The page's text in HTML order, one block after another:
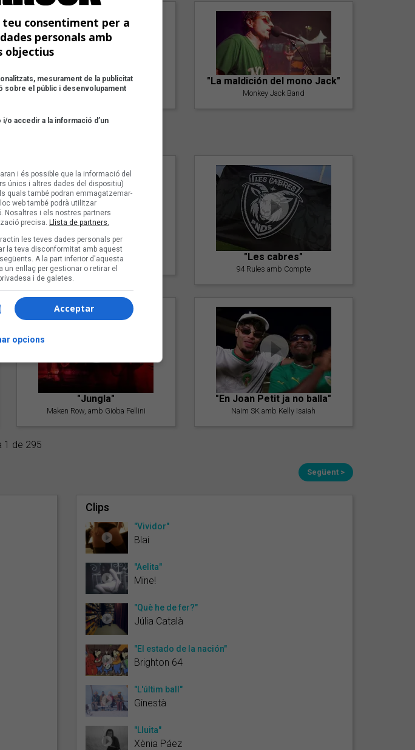
"Postlude To A Kiss"
Goran Levi
"La maldición del mono Jack"
Monkey Jack Band
"Posidònia"
Pep Álvarez amb Joan Muntaner
(Xanguito)
"Les cabres"
94 Rules amb Compte
"Jungla"
Maken Row, amb Gioba Fellini
"En Joan Petit ja no balla"
Naim SK amb Kelly Isaiah
1 de 295
Següent >
Clips
"Vividor"
Blai
"Aelita"
Mine!
"Què he de fer?"
Júlia Català
"El estado de la nación"
Brighton 64
"L'últim ball"
Ginestà
"Lluita"
Xènia Páez
teu consentiment per a
personals amb
objectius
mesurament de la publicitat
sobre el públic i desenvolupament
o accedir a la informació d’un
i és possible que la informació del
únics i altres dades del dispositiu)
quals també podran emmagatzemar-
web també podrà utilitzar
Nosaltres i els nostres partners
precisa. Llista de partners.
les teves dades personals per
la teva disconformitat amb aquest
A la part inferior d'aquesta
un enllaç per gestionar o retirar el
i de galetes.
Acceptar
opcions